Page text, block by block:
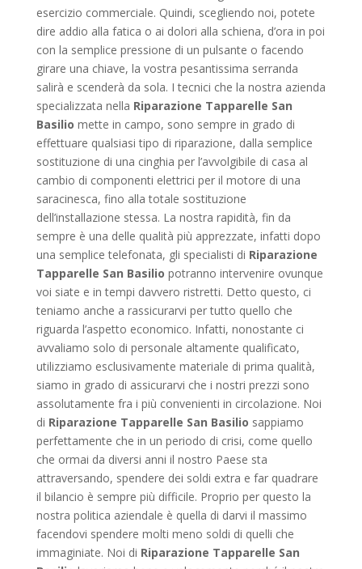
esercizio commerciale. Quindi, scegliendo noi, potete
dire addio alla fatica o ai dolori alla schiena, d’ora in poi
con la semplice pressione di un pulsante o facendo
girare una chiave, la vostra pesantissima serranda
salirà e scenderà da sola. I tecnici che la nostra azienda
specializzata nella Riparazione Tapparelle San
Basilio mette in campo, sono sempre in grado di
effettuare qualsiasi tipo di riparazione, dalla semplice
sostituzione di una cinghia per l’avvolgibile di casa al
cambio di componenti elettrici per il motore di una
saracinesca, fino alla totale sostituzione
dell’installazione stessa. La nostra rapidità, fin da
sempre è una delle qualità più apprezzate, infatti dopo
una semplice telefonata, gli specialisti di Riparazione
Tapparelle San Basilio potranno intervenire ovunque
voi siate e in tempi davvero ristretti. Detto questo, ci
teniamo anche a rassicurarvi per tutto quello che
riguarda l’aspetto economico. Infatti, nonostante ci
avvaliamo solo di personale altamente qualificato,
utilizziamo esclusivamente materiale di prima qualità,
siamo in grado di assicurarvi che i nostri prezzi sono
assolutamente fra i più convenienti in circolazione. Noi
di Riparazione Tapparelle San Basilio sappiamo
perfettamente che in un periodo di crisi, come quello
che ormai da diversi anni il nostro Paese sta
attraversando, spendere dei soldi extra e far quadrare
il bilancio è sempre più difficile. Proprio per questo la
nostra politica aziendale è quella di darvi il massimo
facendovi spendere molti meno soldi di quelli che
immaginiate. Noi di Riparazione Tapparelle San